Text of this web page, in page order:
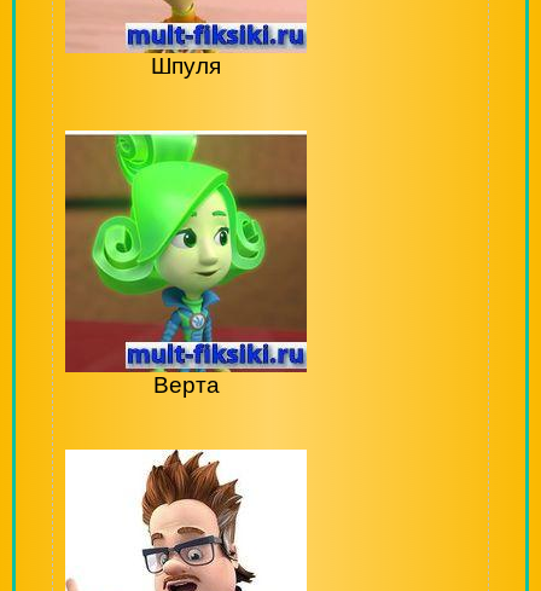
Шпуля
Верта